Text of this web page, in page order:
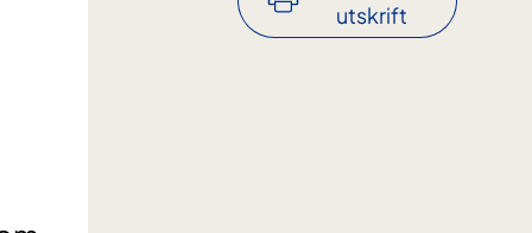
utskrift